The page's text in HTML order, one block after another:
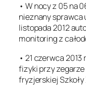
• W nocy z 05 na
nieznany sprawca
listopada 2012
monitoring z
• 21 czerwca
fizyki przy zegarze
fryzjerskiej